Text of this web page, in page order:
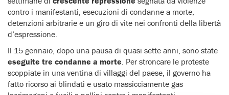
contro i manifestanti, esecuzioni di condanne a morte,
detenzioni arbitrarie e un giro di vite nei confronti della libertà
d’espressione.
Il 15 gennaio, dopo una pausa di quasi sette anni, sono state
eseguite tre condanne a morte. Per stroncare le proteste
scoppiate in una ventina di villaggi del paese, il governo ha
fatto ricorso ai blindati e usato massicciamente gas